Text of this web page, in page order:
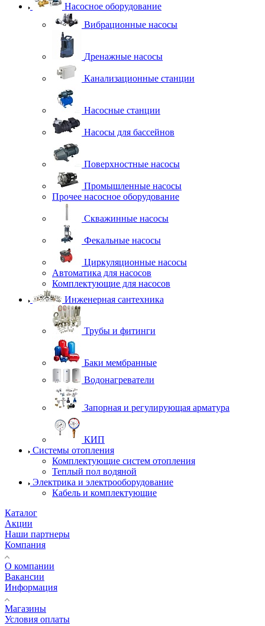
Насосное оборудование
Вибрационные насосы
Дренажные насосы
Канализационные станции
Насосные станции
Насосы для бассейнов
Поверхностные насосы
Промышленные насосы
Прочее насосное оборудование
Скважинные насосы
Фекальные насосы
Циркуляционные насосы
Автоматика для насосов
Комплектующие для насосов
Инженерная сантехника
Трубы и фитинги
Баки мембранные
Водонагреватели
Запорная и регулирующая арматура
КИП
Системы отопления
Комплектующие систем отопления
Теплый пол водяной
Электрика и электрооборудование
Кабель и комплектующие
Каталог
Акции
Наши партнеры
Компания
О компании
Вакансии
Информация
Магазины
Условия оплаты